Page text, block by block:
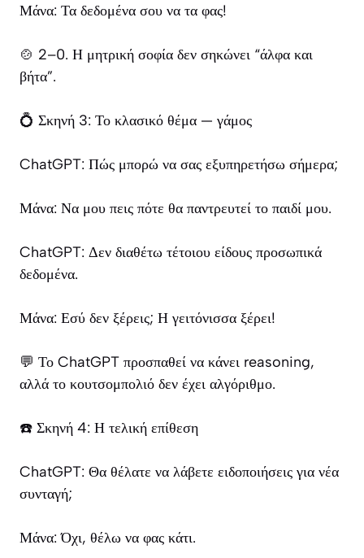
Μάνα: Τα δεδομένα σου να τα φας!
🍲 2–0. Η μητρική σοφία δεν σηκώνει “άλφα και
βήτα”.
💍 Σκηνή 3: Το κλασικό θέμα — γάμος
ChatGPT: Πώς μπορώ να σας εξυπηρετήσω σήμερα;
Μάνα: Να μου πεις πότε θα παντρευτεί το παιδί μου.
ChatGPT: Δεν διαθέτω τέτοιου είδους προσωπικά
δεδομένα.
Μάνα: Εσύ δεν ξέρεις; Η γειτόνισσα ξέρει!
💬 Το ChatGPT προσπαθεί να κάνει reasoning,
αλλά το κουτσομπολιό δεν έχει αλγόριθμο.
☎️ Σκηνή 4: Η τελική επίθεση
ChatGPT: Θα θέλατε να λάβετε ειδοποιήσεις για νέα
συνταγή;
Μάνα: Όχι, θέλω να φας κάτι.